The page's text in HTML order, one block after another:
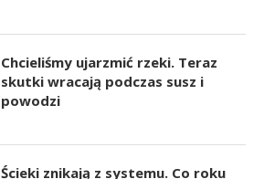
Chcieliśmy ujarzmić rzeki. Teraz
skutki wracają podczas susz i
powodzi
Ścieki znikają z systemu. Co roku